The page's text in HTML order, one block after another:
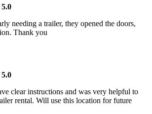
5.0
needing a trailer, they opened the doors,
Thank you
5.0
clear instructions and was very helpful to
rental. Will use this location for future